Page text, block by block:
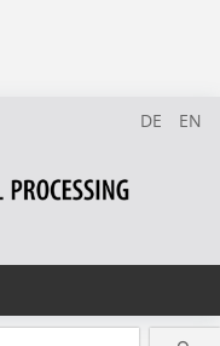
DE EN